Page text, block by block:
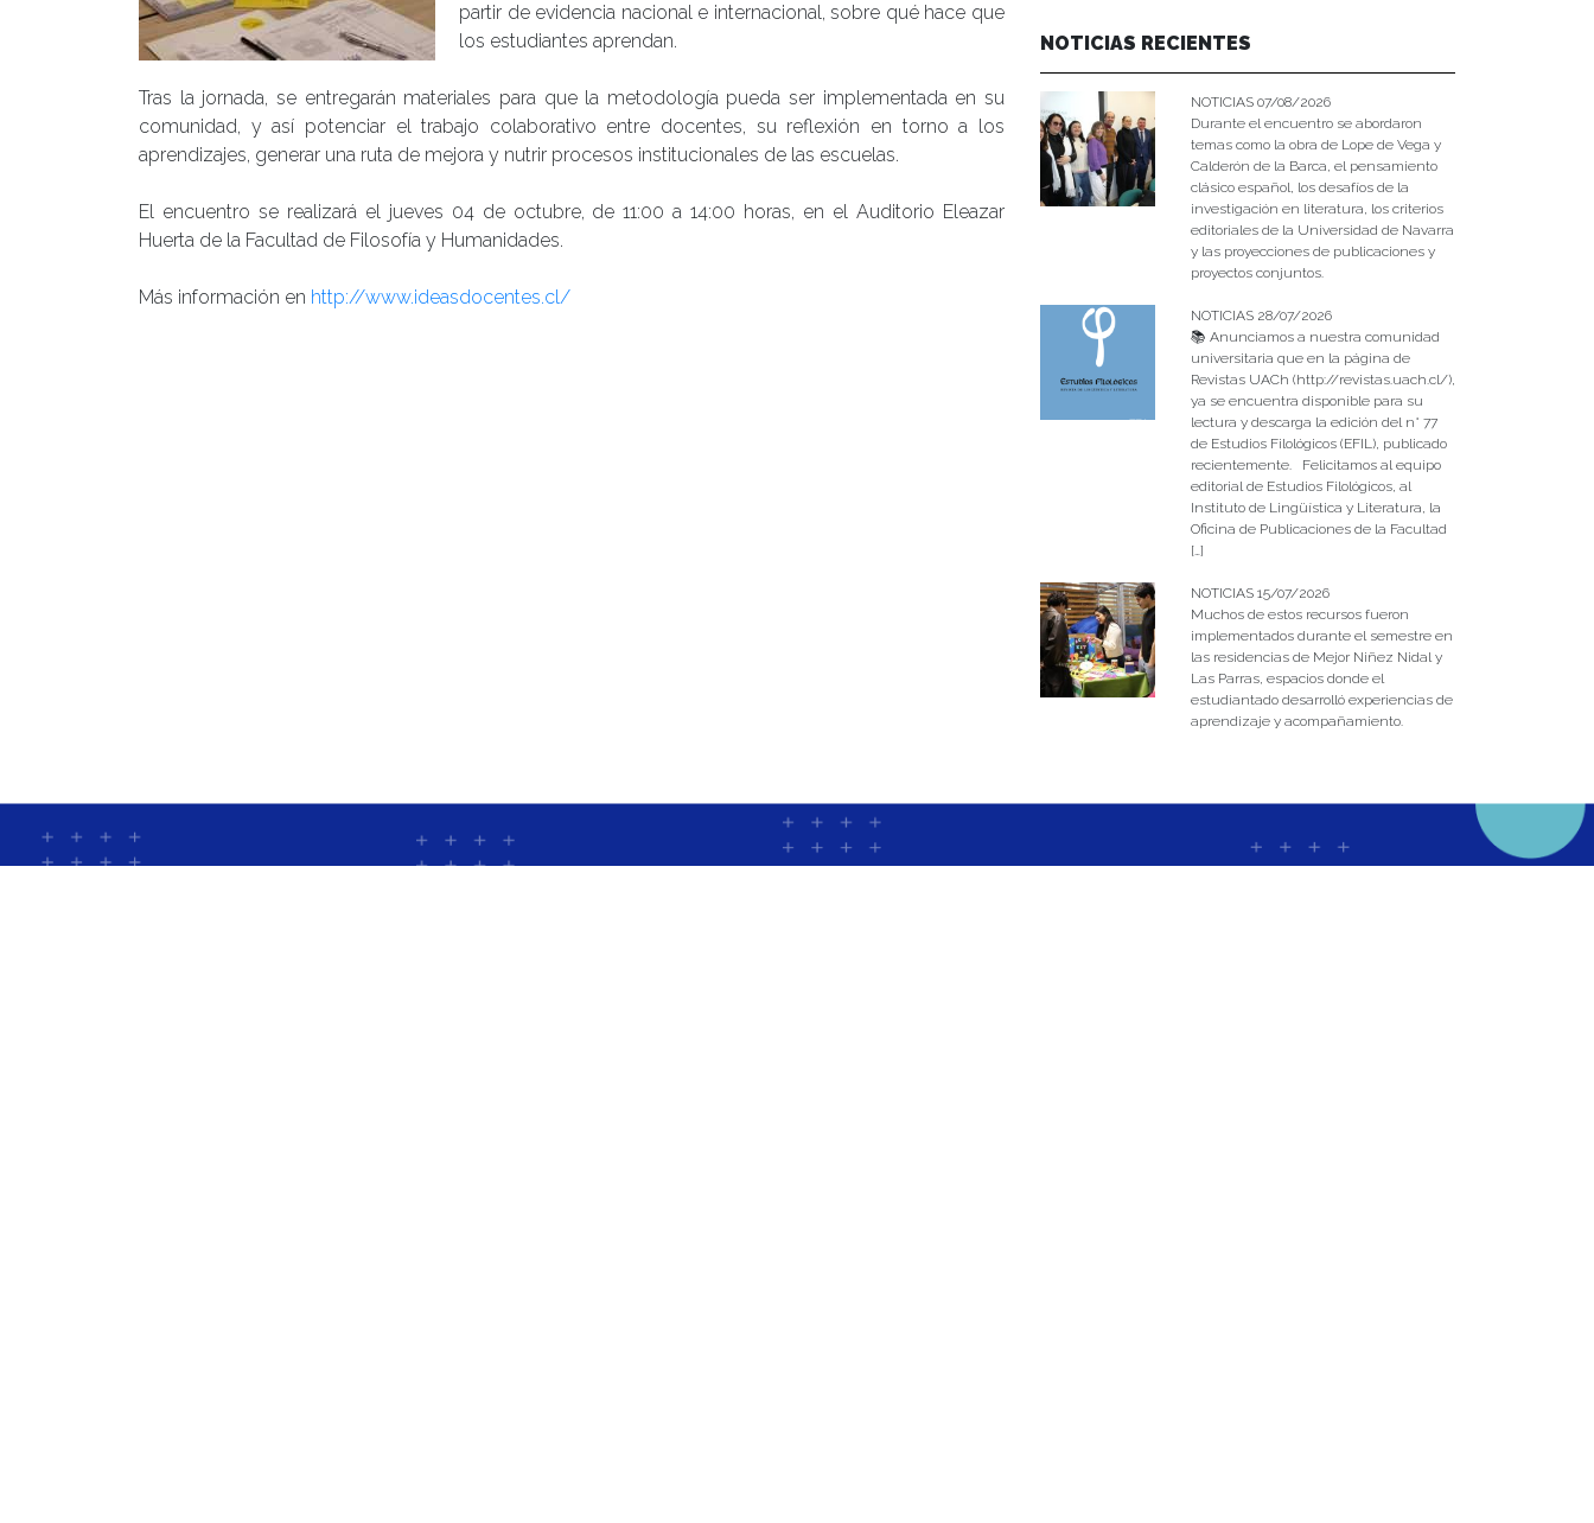
partir de evidencia nacional e internacional, sobre qué hace que
los estudiantes aprendan.
Tras la jornada, se entregarán materiales para que la metodología pueda ser implementada en su
comunidad, y así potenciar el trabajo colaborativo entre docentes, su reflexión en torno a los
aprendizajes, generar una ruta de mejora y nutrir procesos institucionales de las escuelas.
El encuentro se realizará el jueves 04 de octubre, de 11:00 a 14:00 horas, en el Auditorio Eleazar
Huerta de la Facultad de Filosofía y Humanidades.
Más información en http://www.ideasdocentes.cl/
NOTICIAS RECIENTES
NOTICIAS 07/08/2026
Durante el encuentro se abordaron
temas como la obra de Lope de Vega y
Calderón de la Barca, el pensamiento
clásico español, los desafíos de la
investigación en literatura, los criterios
editoriales de la Universidad de Navarra
y las proyecciones de publicaciones y
proyectos conjuntos.
NOTICIAS 28/07/2026
📚 Anunciamos a nuestra comunidad
universitaria que en la página de
Revistas UACh (http://revistas.uach.cl/),
ya se encuentra disponible para su
lectura y descarga la edición del n° 77
de Estudios Filológicos (EFIL), publicado
recientemente. Felicitamos al equipo
editorial de Estudios Filológicos, al
Instituto de Lingüística y Literatura, la
Oficina de Publicaciones de la Facultad
[…]
NOTICIAS 15/07/2026
Muchos de estos recursos fueron
implementados durante el semestre en
las residencias de Mejor Niñez Nidal y
Las Parras, espacios donde el
estudiantado desarrolló experiencias de
aprendizaje y acompañamiento.